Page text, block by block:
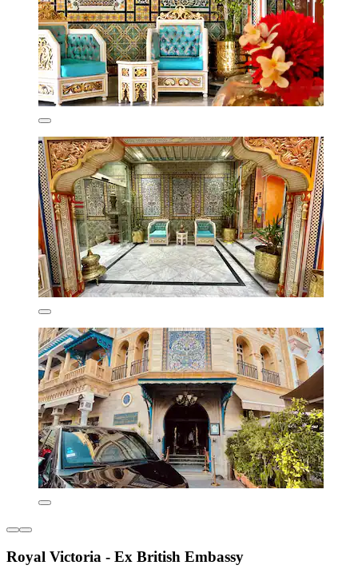
Royal Victoria - Ex British Embassy